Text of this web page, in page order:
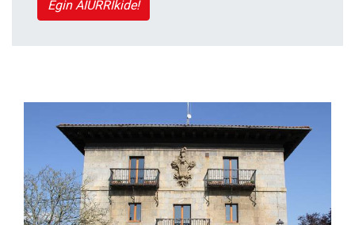
Egin AIURRIkide!